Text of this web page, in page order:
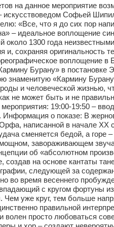
данное мероприятие
Софьей
«Все, что я до сих пор
– идеальное воплощение
около 1300 года
сохраняя оригинальность
воплощение
Бурану» в
знаменитую «Кармину
и человеческой жизнью,
не может быть и не
19:00-19:50 –
о показе: В
написанной в начале
сменяется бедой, а
завораживающем
об «абсолютном
на основе кантаты
следующей за
во время весеннего
с кругом фортуны
уже круг, тем больше
правильной
и волен просто любоваться